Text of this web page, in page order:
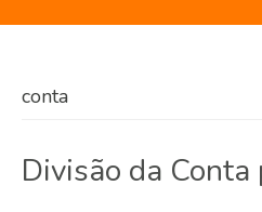
conta
Divisão da Conta